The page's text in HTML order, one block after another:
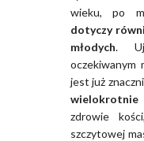
wieku, po
dotyczy
młodych.
oczekiwanym
jest już
wielokrotnie
zdrowie
szczytowej